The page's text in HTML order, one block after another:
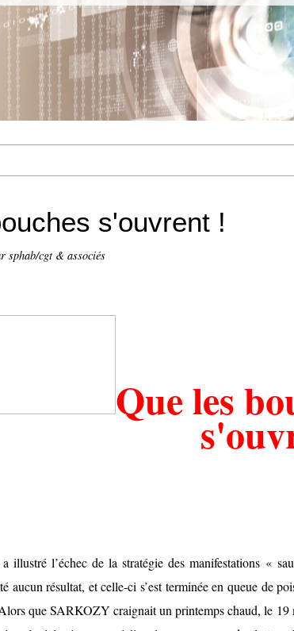
s'ouvrent !
sphab/cgt & associés
Que les
illustré l’échec de la stratégie des manifestations «
aucun résultat, et celle-ci s’est terminée en queue de
que SARKOZY craignait un printemps chaud, le 19